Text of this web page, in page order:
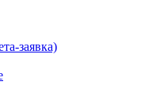
заявка)